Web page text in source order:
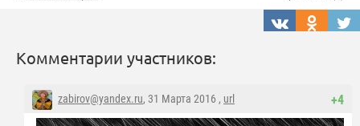
Комментарии участников:
+4
zabirov@yandex.ru, 31 Марта 2016 , url